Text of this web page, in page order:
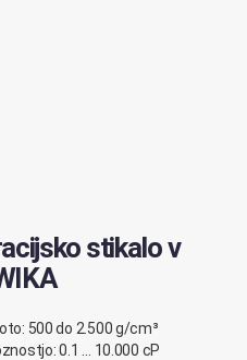
stikalo v
500 do 2.500 g/cm³
0.1 … 10.000 cP